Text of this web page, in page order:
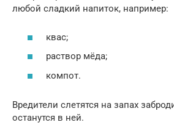
любой сладкий напиток, например:
квас;
раствор мёда;
компот.
Вредители слетятся на запах
останутся в ней.